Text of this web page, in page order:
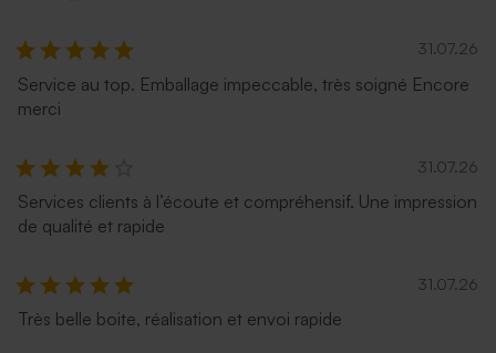
terracotta
31.07.26
Service au top. Emballage impeccable, très soigné Encore
merci
31.07.26
Services clients à l’écoute et compréhensif. Une impression
de qualité et rapide
31.07.26
Très belle boite, réalisation et envoi rapide